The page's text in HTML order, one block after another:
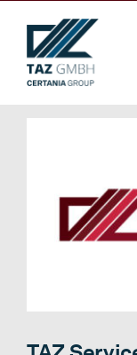
Inhalt
springen